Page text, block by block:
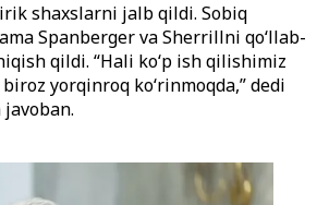
shaxslarni jalb qildi. Sobiq
Spanberger va Sherrillni qo‘llab-
qildi. “Hali ko‘p ish qilishimiz
yorqinroq ko‘rinmoqda,” dedi
javoban.